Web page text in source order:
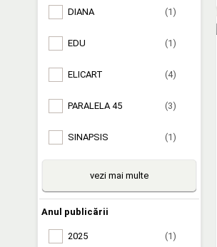
DIANA (1)
EDU (1)
ELICART (4)
PARALELA 45 (3)
SINAPSIS (1)
vezi mai multe
Anul publicării
2025 (1)